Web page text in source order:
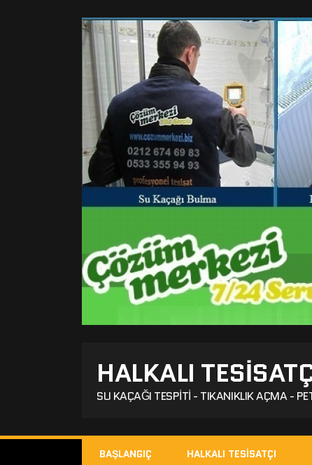
HALKALI
SU KAÇAĞI TESPITI - TIKANIKLIK AÇMA -
BAŞLANGIÇ HALKALI TESISATÇI